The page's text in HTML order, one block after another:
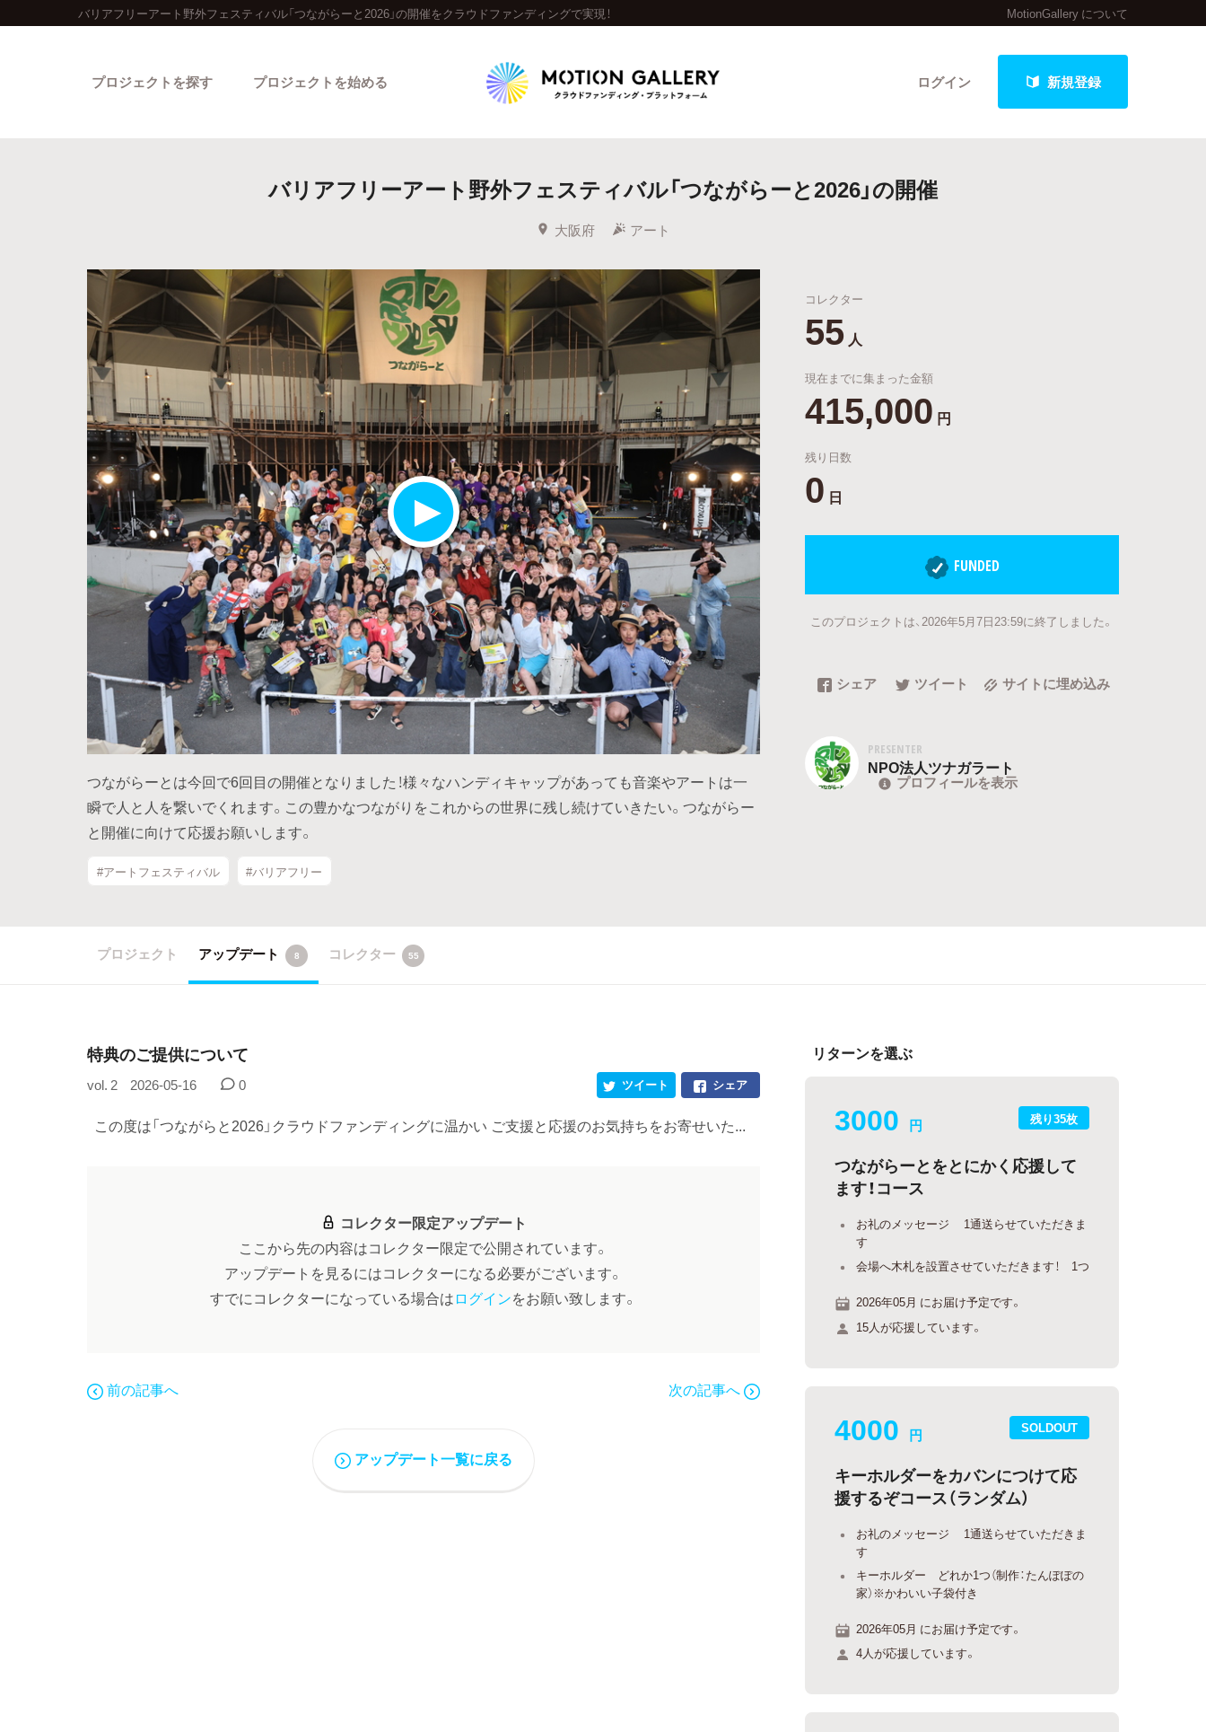
バリアフリーアート野外フェスティバル「つながらーと2026」の開催をクラウドファンディングで実現！ MotionGallery について
ログイン 新規登録
プロジェクトを探す
人気のプロジェクト 新着プロジェクト 終了間近のプロジェクト
Feature
カテゴリーから探す タグから探す キュレーターから探す 特集から探す 最新進捗報告から探す
Legendary
最新達成プロジェクト 調達額が大きいプロジェクト
プロジェクトを始める
バリアフリーアート野外フェスティバル「つながらーと2026」の開催
大阪府 アート
つながらーとは今回で6回目の開催となりました！様々なハンディキャップがあっても音楽やアートは一
瞬で人と人を繋いでくれます。この豊かなつながりをこれからの世界に残し続けていきたい。つながらー
と開催に向けて応援お願いします。
#アートフェスティバル #バリアフリー
コレクター
55 人
現在までに集まった金額
415,000 円
残り日数
0 日
FUNDED
このプロジェクトは、2026年5月7日23:59に終了しました。
シェア ツイート サイトに埋め込み
PRESENTER
NPO法人ツナガラート
プロフィールを表示
プロジェクト アップデート 8 コレクター 55
特典のご提供について
vol. 2 2026-05-16 0 シェア
ツイート
この度は「つながらと2026」クラウドファンディングに温かい ご支援と応援のお気持ちをお寄せいた...
コレクター限定アップデート
ここから先の内容はコレクター限定で公開されています。
アップデートを見るにはコレクターになる必要がございます。
すでにコレクターになっている場合はログインをお願い致します。
前の記事へ 次の記事へ
アップデート一覧に戻る
リターンを選ぶ
残り35枚
3000 円
つながらーとをとにかく応援して
ます！コース
お礼のメッセージ 1通送らせていただきま
す
会場へ木札を設置させていただきます！ 1つ
2026年05月 にお届け予定です。
15人が応援しています。
SOLDOUT
4000 円
キーホルダーをカバンにつけて応
援するぞコース（ランダム）
お礼のメッセージ 1通送らせていただきま
す
キーホルダー どれか1つ（制作：たんぽぽの
家）※かわいい子袋付き
2026年05月 にお届け予定です。
4人が応援しています。